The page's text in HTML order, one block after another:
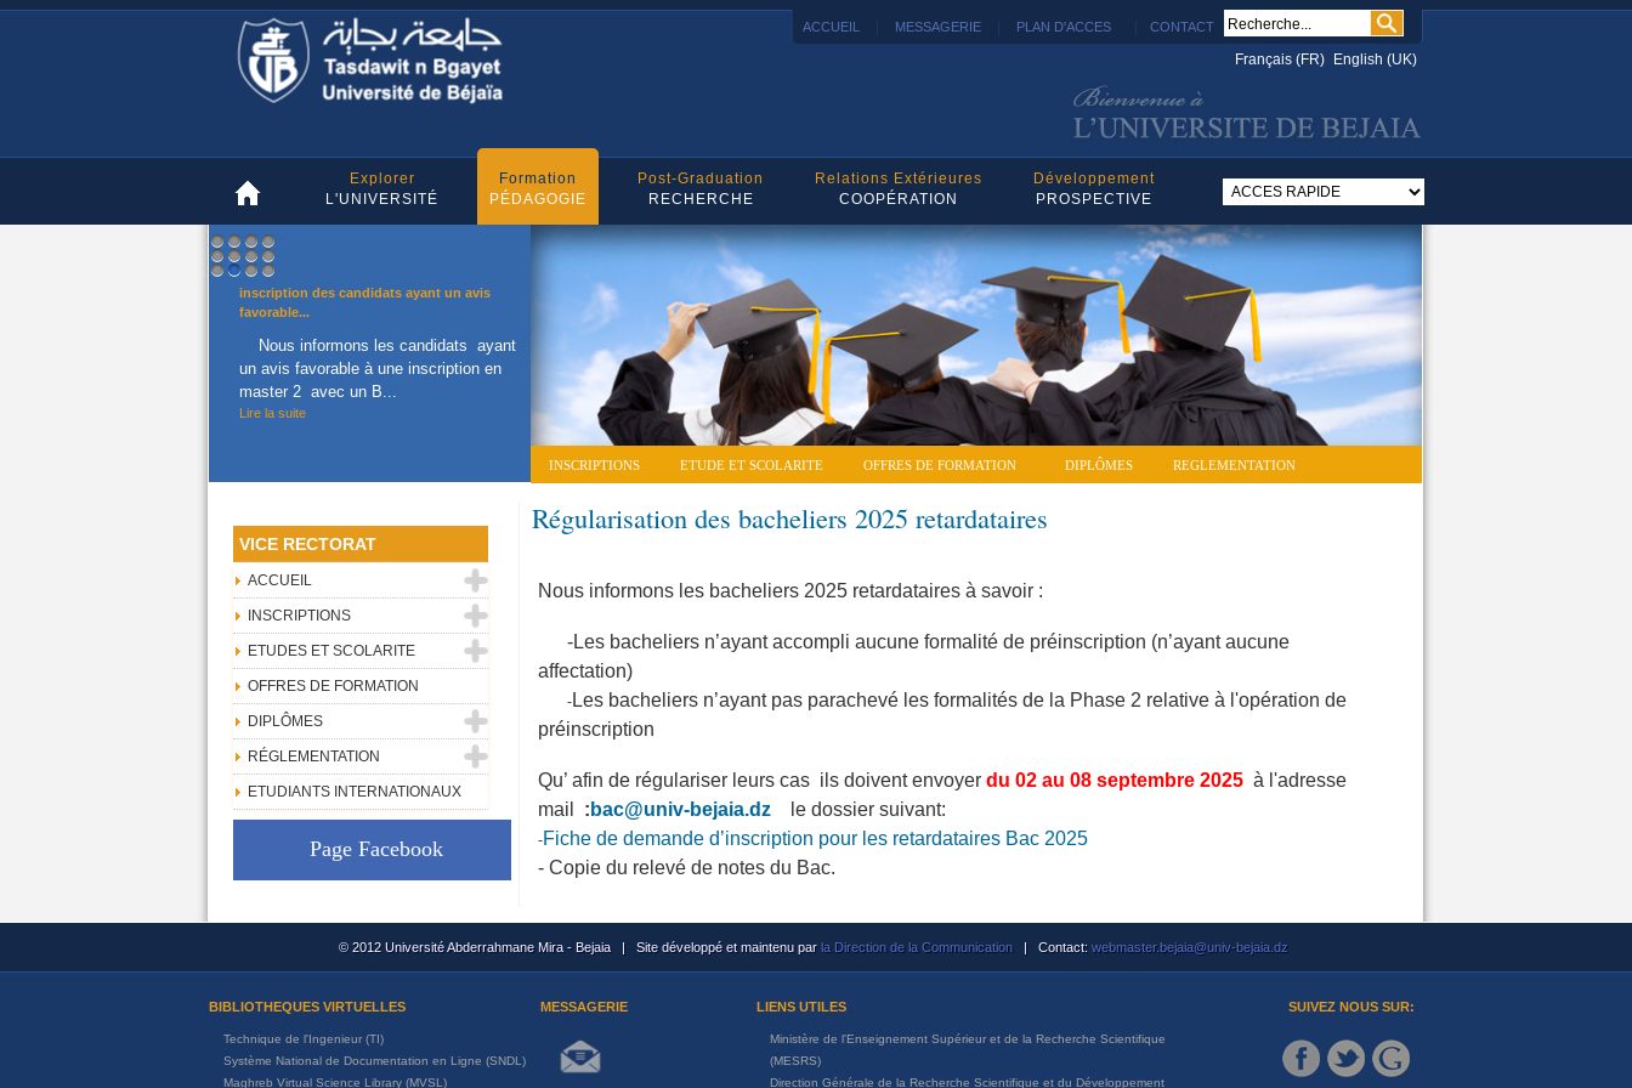
ACCUEIL MESSAGERIE PLAN D'ACCES CONTACT
Français (FR) English (UK)
Explorer
L'UNIVERSITÉ
Formation
PÉDAGOGIE
Post-Graduation
RECHERCHE
Relations Extérieures
COOPÉRATION
Développement
PROSPECTIVE
ACTUALITES
1 2 3
4
5
6 7
8
10 12
inscription des candidats ayant un avis
favorable...
Nous informons les candidats ayant
un avis favorable à une inscription en
master 2 avec un B...
Lire la suite
INSCRIPTIONS ETUDE ET SCOLARITE OFFRES DE FORMATION DIPLÔMES REGLEMENTATION
Régularisation des bacheliers 2025 retardataires
Nous informons les bacheliers 2025 retardataires à savoir :
-Les bacheliers n’ayant accompli aucune formalité de préinscription (n’ayant aucune
affectation)
- Les bacheliers n’ayant pas parachevé les formalités de la Phase 2 relative à l'opération de
préinscription
Qu’ afin de régulariser leurs cas ils doivent envoyer du 02 au 08 septembre 2025 à l'adresse
mail : bac@univ-bejaia.dz le dossier suivant:
-Fiche de demande d’inscription pour les retardataires Bac 2025
- Copie du relevé de notes du Bac.
VICE RECTORAT
ACCUEIL
INSCRIPTIONS
ETUDES ET SCOLARITE
OFFRES DE FORMATION
DIPLÔMES
RÉGLEMENTATION
ETUDIANTS INTERNATIONAUX
Page Facebook
© 2012 Université Abderrahmane Mira - Bejaia | Site développé et maintenu par la Direction de la Communication| Contact:webmaster.bejaia@univ-bejaia.dz
BIBLIOTHEQUES VIRTUELLES MESSAGERIE LIENS UTILES SUIVEZ NOUS SUR:
Technique de l'Ingenieur (TI)
Système National de Documentation en Ligne (SNDL)
Maghreb Virtual Science Library (MVSL)
Ministère de l'Enseignement Supérieur et de la Recherche Scientifique
(MESRS)
Direction Générale de la Recherche Scientifique et du Développement